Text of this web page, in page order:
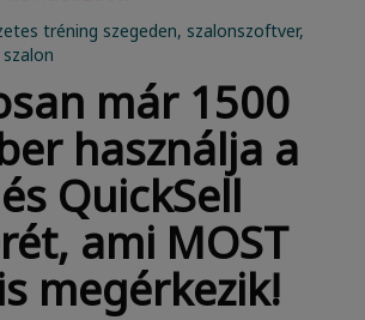
már 1500
használja a
QuickSell
ami MOST
megérkezik!